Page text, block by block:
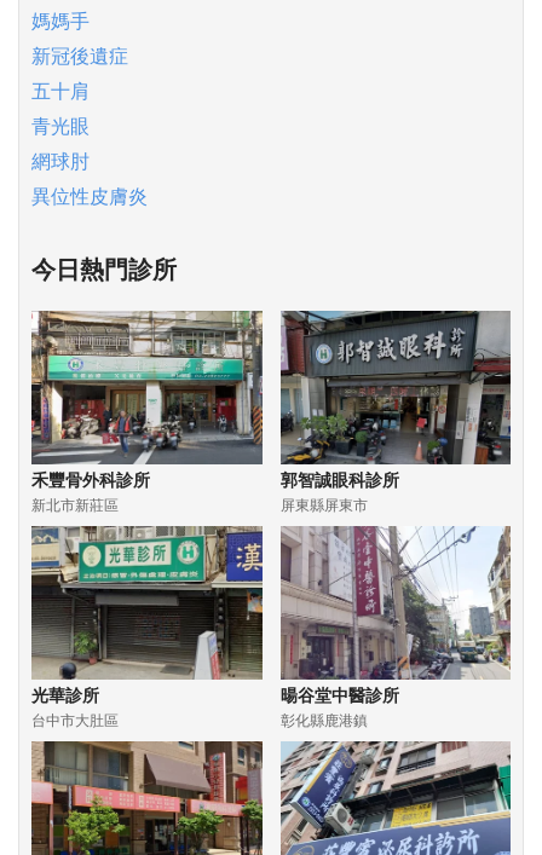
媽媽手
新冠後遺症
五十肩
青光眼
網球肘
異位性皮膚炎
今日熱門診所
禾豐骨外科診所
新北市新莊區
郭智誠眼科診所
屏東縣屏東市
光華診所
台中市大肚區
暘谷堂中醫診所
彰化縣鹿港鎮